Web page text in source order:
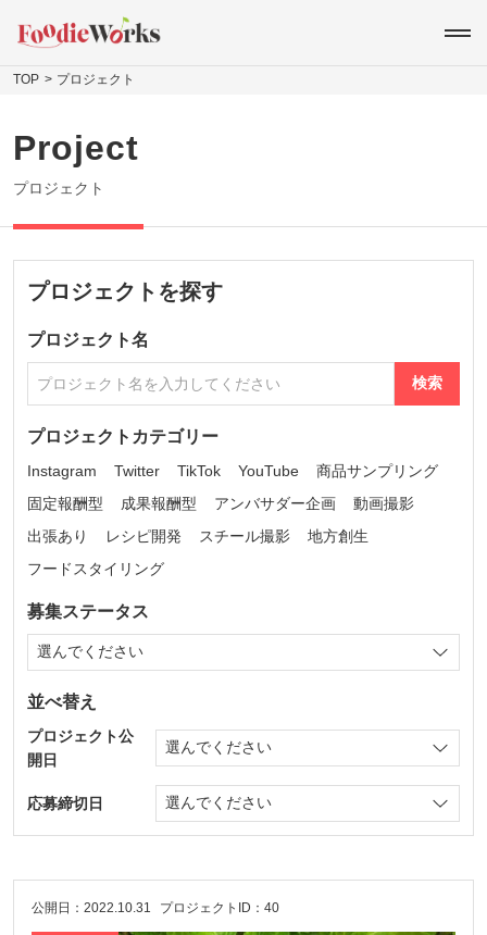
TOP プロジェクト
Project
プロジェクト
プロジェクトを探す
プロジェクト名
検索
プロジェクトカテゴリー
Instagram Twitter TikTok YouTube
商品サンプリング
固定報酬型
成果報酬型 アンバサダー企画
動画撮影
出張あり
レシピ開発 スチール撮影
地方創生
フードスタイリング
募集ステータス
並べ替え
プロジェクト公
開日
応募締切日
公開日：2022.10.31 プロジェクトID：40